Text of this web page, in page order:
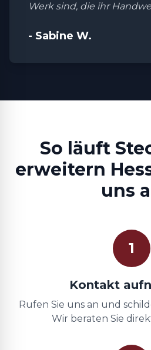
Werk sind, die ihr
- Sabine W.
So läuft
erweitern
uns
1
Kontakt
Rufen Sie uns an und
Wir beraten Sie